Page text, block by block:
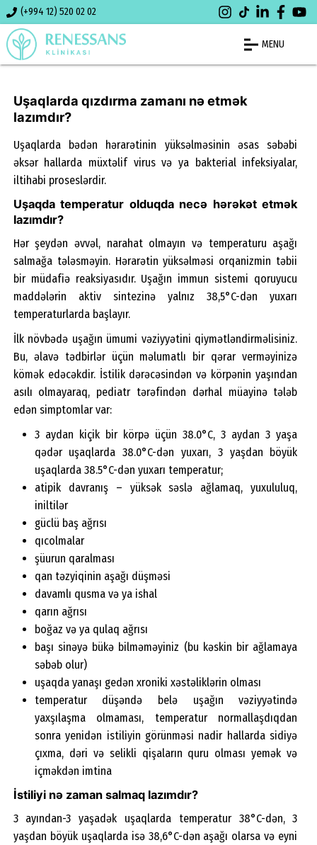
(+994 12) 520 02 02
MENU
Uşaqlarda qızdırma zamanı nə etmək
lazımdır?
Uşaqlarda bədən hərarətinin yüksəlməsinin əsas səbəbi
əksər hallarda müxtəlif virus və ya bakterial infeksiyalar,
iltihabi proseslərdir.
Uşaqda temperatur olduqda necə hərəkət etmək
lazımdır?
Hər şeydən əvvəl, narahat olmayın və temperaturu aşağı
salmağa tələsməyin. Hərarətin yüksəlməsi orqanizmin təbii
bir müdafiə reaksiyasıdır. Uşağın immun sistemi qoruyucu
maddələrin aktiv sintezinə yalnız 38,5°C-dən yuxarı
temperaturlarda başlayır.
İlk növbədə uşağın ümumi vəziyyətini qiymətləndirməlisiniz.
Bu, əlavə tədbirlər üçün məlumatlı bir qərar verməyinizə
kömək edəcəkdir. İstilik dərəcəsindən və körpənin yaşından
asılı olmayaraq, pediatr tərəfindən dərhal müayinə tələb
edən simptomlar var:
3 aydan kiçik bir körpə üçün 38.0°C, 3 aydan 3 yaşa
qədər uşaqlarda 38.0°C-dən yuxarı, 3 yaşdan böyük
uşaqlarda 38.5°C-dən yuxarı temperatur;
atipik davranış – yüksək səslə ağlamaq, yuxululuq,
iniltilər
güclü baş ağrısı
qıcolmalar
şüurun qaralması
qan təzyiqinin aşağı düşməsi
davamlı qusma və ya ishal
qarın ağrısı
boğaz və ya qulaq ağrısı
başı sinəyə bükə bilməməyiniz (bu kəskin bir ağlamaya
səbəb olur)
uşaqda yanaşı gedən xroniki xəstəliklərin olması
temperatur düşəndə belə uşağın vəziyyətində
yaxşılaşma olmaması, temperatur normallaşdıqdan
sonra yenidən istiliyin görünməsi nadir hallarda sidiyə
çıxma, dəri və selikli qişaların quru olması yemək və
içməkdən imtina
İstiliyi nə zaman salmaq lazımdır?
3 ayından-3 yaşadək uşaqlarda temperatur 38°C-dən, 3
yaşdan böyük uşaqlarda isə 38,6°C-dən aşağı olarsa və eyni